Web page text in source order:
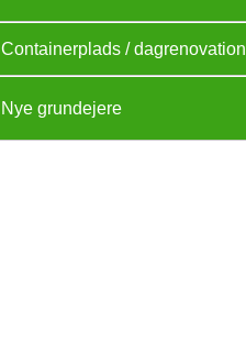
Containerplads / dagrenovation
Nye grundejere